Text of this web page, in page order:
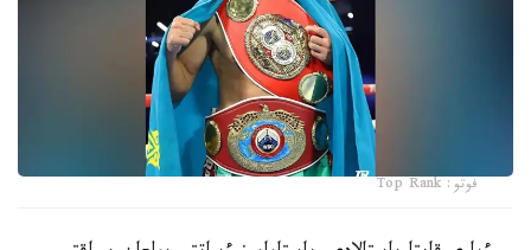
فوتو: Top Rank